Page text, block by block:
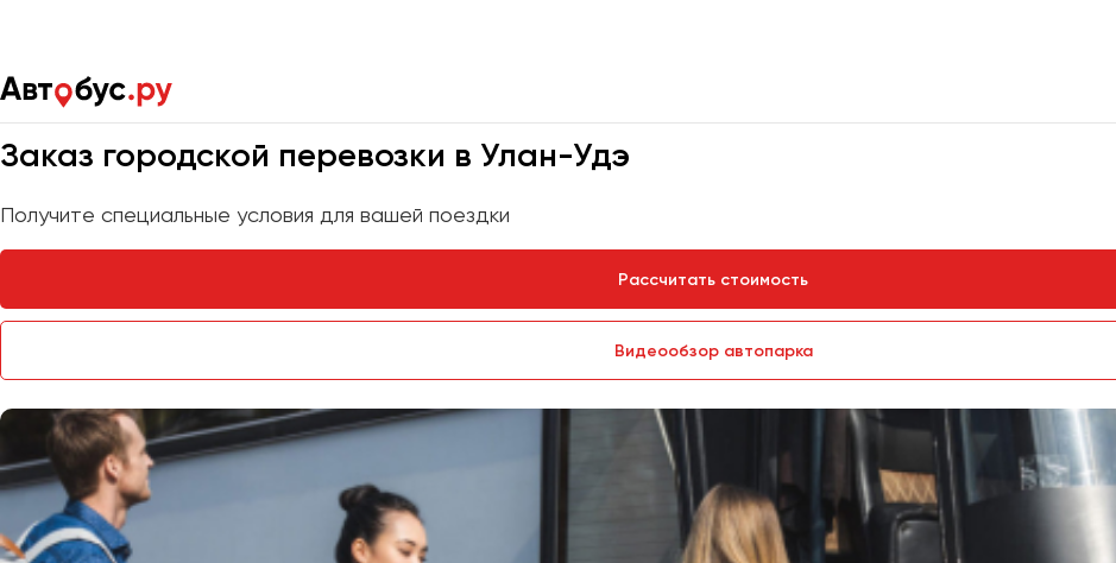
Главная Услуги Городские перевозки
Мы на связи 24/7
Заказ городской перевозки в Улан-Удэ
Получите специальные условия для вашей поездки
Рассчитать стоимость
Видеообзор автопарка